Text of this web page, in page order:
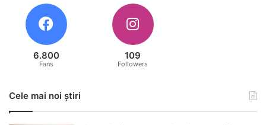
6.800
Fans
109
Followers
Cele mai noi știri